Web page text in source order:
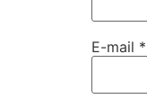
E-mail *